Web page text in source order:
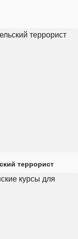
террорист